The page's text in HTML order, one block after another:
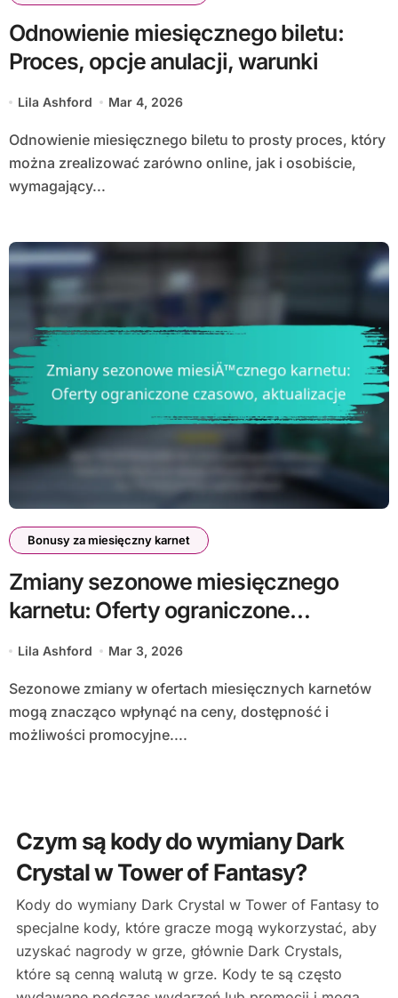
Odnowienie miesięcznego biletu:
Proces, opcje anulacji, warunki
Lila Ashford Mar 4, 2026
Odnowienie miesięcznego biletu to prosty proces, który
można zrealizować zarówno online, jak i osobiście,
wymagający...
Bonusy za miesięczny karnet
Zmiany sezonowe miesięcznego
karnetu: Oferty ograniczone
czasowo, aktualizacje
Lila Ashford Mar 3, 2026
Sezonowe zmiany w ofertach miesięcznych karnetów
mogą znacząco wpłynąć na ceny, dostępność i
możliwości promocyjne....
Czym są kody do wymiany Dark
Crystal w Tower of Fantasy?
Kody do wymiany Dark Crystal w Tower of Fantasy to
specjalne kody, które gracze mogą wykorzystać, aby
uzyskać nagrody w grze, głównie Dark Crystals,
które są cenną walutą w grze. Kody te są często